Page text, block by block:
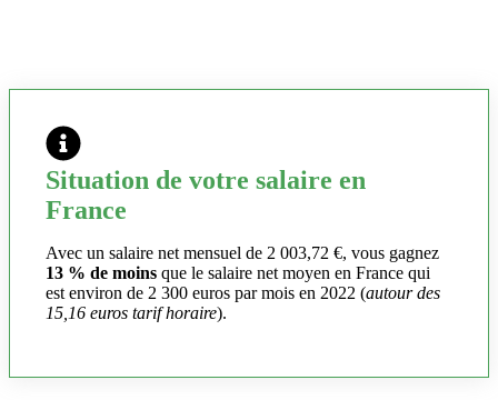
Situation de votre salaire en
France
Avec un salaire net mensuel de 2 003,72 €, vous gagnez
13 % de moins que le salaire net moyen en France qui
est environ de 2 300 euros par mois en 2022 (autour des
15,16 euros tarif horaire).